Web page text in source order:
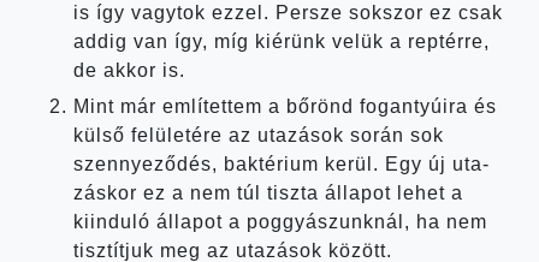
is így vagy­tok ezzel. Per­sze sok­szor ez csak
addig van így, míg kiérünk velük a rep­tér­re,
de akkor is.
Mint már emlí­tet­tem a bőrönd fogan­tyú­i­ra és
kül­ső felü­le­té­re az uta­zá­sok során sok
szennye­ző­dés, bak­té­ri­um kerül. Egy új uta­
zás­kor ez a nem túl tisz­ta álla­pot lehet a
kiin­du­ló álla­pot a poggyá­szunk­nál, ha nem
tisz­tít­juk meg az uta­zá­sok között.